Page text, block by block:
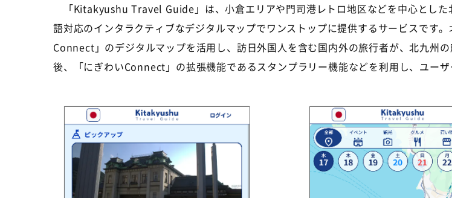
「Kitakyushu Travel Guide」は、小倉エリアや門司港レトロ地区などを中心とし
語対応のインタラクティブなデジタルマップでワンストップに提供するサービスです
Connect」のデジタルマップを活用し、訪日外国人を含む国内外の旅行者が、北九州
後、「にぎわいConnect」の拡張機能であるスタンプラリー機能などを利用し、ユー